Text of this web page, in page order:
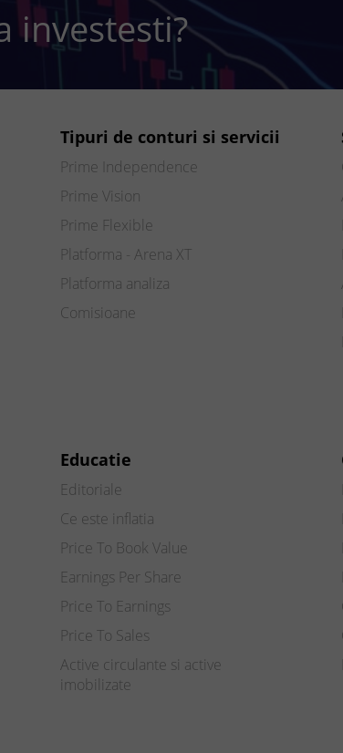
investesti?
Tipuri de conturi si servicii
Prime Independence
Prime Vision
Prime Flexible
Platforma - Arena XT
Platforma analiza
Comisioane
Educatie
Editoriale
Ce este inflatia
Price To Book Value
Earnings Per Share
Price To Earnings
Price To Sales
Active circulante si active
imobilizate